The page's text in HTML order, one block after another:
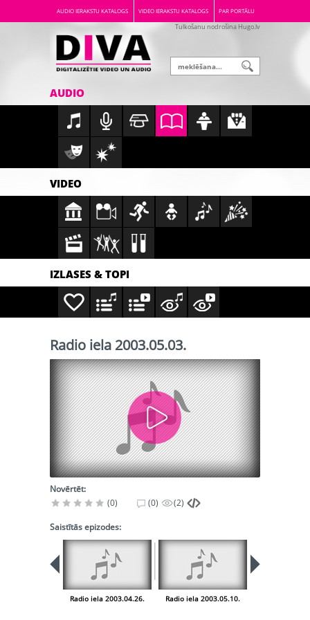
AUDIO IERAKSTU KATALOGS VIDEO IERAKSTU KATALOGS PAR PORTĀLU
Tulkošanu nodrošina Hugo.lv
AUDIO
VIDEO
IZLASES & TOPI
Radio iela 2003.05.03.
Novērtēt:
(0)
(0) (2)
Saistītās epizodes:
Radio iela 2003.04.26. Radio iela 2003.05.10.